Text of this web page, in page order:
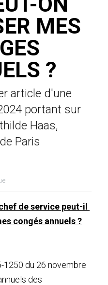
ET RDV
MES
?
article d'une
portant sur
Haas,
Paris
de service peut-il
congés annuels ?
1250 du 26 novembre
des